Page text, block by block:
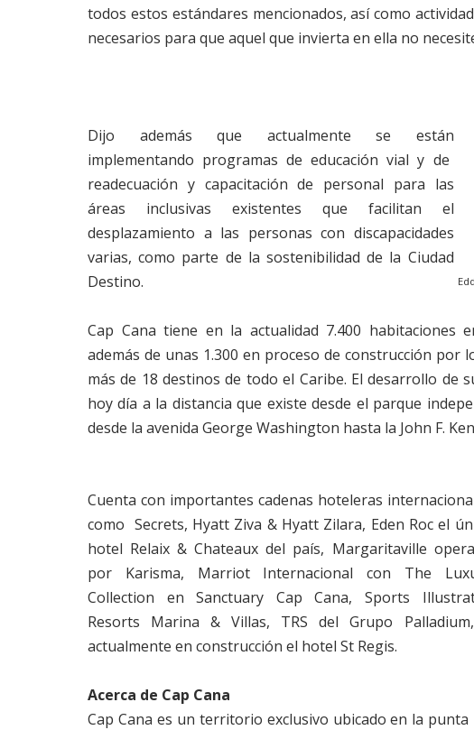
todos estos estándares mencionados, así como
necesarios para que aquel que invierta en ella no
Dijo además que actualmente se están
implementando programas de educación vial y de
readecuación y capacitación de personal para las
áreas inclusivas existentes que facilitan el
desplazamiento a las personas con discapacidades
varias, como parte de la sostenibilidad de la Ciudad
Destino.
Cap Cana tiene en la actualidad 7.400 habitaciones
además de unas 1.300 en proceso de construcción
más de 18 destinos de todo el Caribe. El desarrollo de
hoy día a la distancia que existe desde el parque
desde la avenida George Washington hasta la John F.
Cuenta con importantes cadenas hoteleras
como Secrets, Hyatt Ziva & Hyatt Zilara, Eden Roc el
hotel Relaix & Chateaux del país, Margaritaville
por Karisma, Marriot Internacional con The
Collection en Sanctuary Cap Cana, Sports
Resorts Marina & Villas, TRS del Grupo
actualmente en construcción el hotel St Regis.
Acerca de Cap Cana
Cap Cana es un territorio exclusivo ubicado en la